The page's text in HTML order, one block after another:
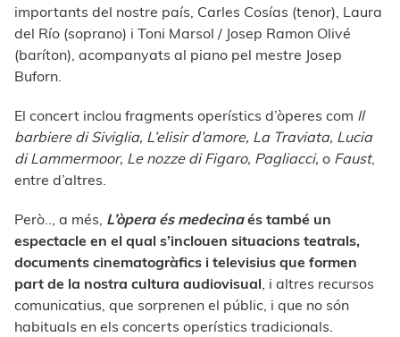
importants del nostre país, Carles Cosías (tenor), Laura
del Río (soprano) i Toni Marsol / Josep Ramon Olivé
(baríton), acompanyats al piano pel mestre Josep
Buforn.
El concert inclou fragments operístics d’òperes com Il
barbiere di Siviglia, L’elisir d’amore, La Traviata, Lucia
di Lammermoor, Le nozze di Figaro, Pagliacci, o Faust,
entre d’altres.
Però.., a més, L’òpera és medecinaés també un
espectacle en el qual s’inclouen situacions teatrals,
documents cinematogràfics i televisius que formen
part de la nostra cultura audiovisual, i altres recursos
comunicatius, que sorprenen el públic, i que no són
habituals en els concerts operístics tradicionals.